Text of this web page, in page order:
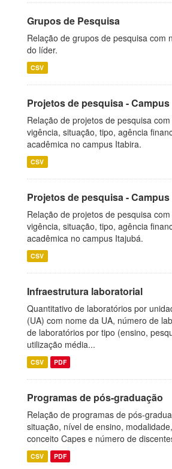
Grupos de Pesquisa
Relação de grupos de pesquisa com
do líder.
CSV
Projetos de pesquisa -
Relação de projetos de pesquisa
vigência, situação, tipo, agência
acadêmica no campus Itabira.
CSV
Projetos de pesquisa -
Relação de projetos de pesquisa
vigência, situação, tipo, agência
acadêmica no campus Itajubá.
CSV
Infraestrutura laboratorial
Quantitativo de laboratórios por
(UA) com nome da UA, número de
de laboratórios por tipo (ensino,
utilização média...
CSV PDF
Programas de pós-graduação
Relação de programas de pós-
situação, nível de ensino,
conceito Capes e número de
CSV PDF